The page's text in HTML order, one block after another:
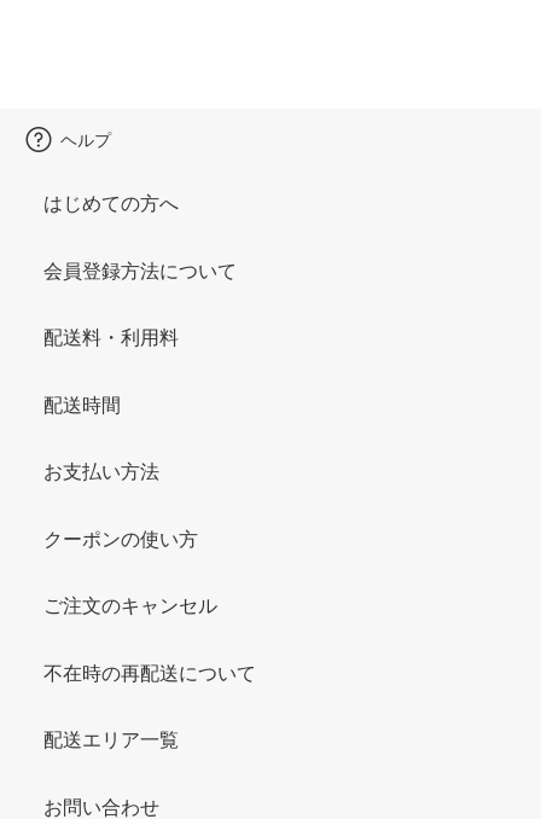
ヘルプ
はじめての方へ
会員登録方法について
配送料・利用料
配送時間
お支払い方法
クーポンの使い方
ご注文のキャンセル
不在時の再配送について
配送エリア一覧
お問い合わせ